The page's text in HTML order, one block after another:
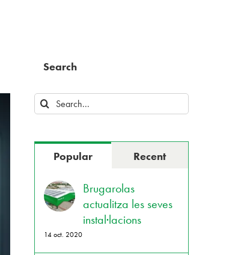
Search
Search
Popular Recent
Brugarolas
actualitza les seves
instal·lacions
14 oct. 2020